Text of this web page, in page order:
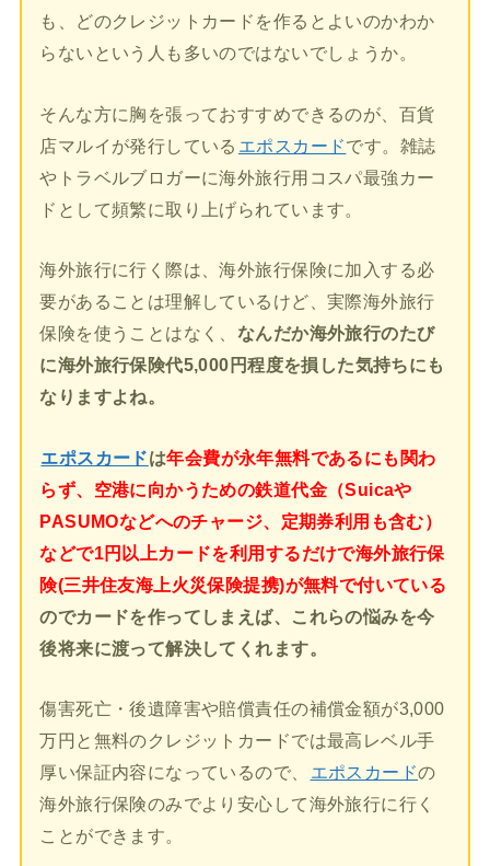
も、どのクレジットカードを作るとよいのかわか
らないという人も多いのではないでしょうか。
そんな方に胸を張っておすすめできるのが、百貨
店マルイが発行している エポスカードです。雑誌
やトラベルブロガーに海外旅行用コスパ最強カー
ドとして頻繁に取り上げられています。
海外旅行に行く際は、海外旅行保険に加入する必
要があることは理解しているけど、実際海外旅行
保険を使うことはなく、 なんだか海外旅行のたび
に海外旅行保険代5,000円程度を損した気持ちにも
なりますよね。
エポスカードは年会費が永年無料であるにも関わ
らず、空港に向かうための鉄道代金（Suicaや
PASUMOなどへのチャージ、定期券利用も含む）
などで1円以上カードを利用するだけで海外旅行保
険(三井住友海上火災保険提携)が無料で付いている
のでカードを作ってしまえば、これらの悩みを今
後将来に渡って解決してくれます。
傷害死亡・後遺障害や賠償責任の補償金額が3,000
万円と無料のクレジットカードでは最高レベル手
厚い保証内容になっているので、
エポスカードの
海外旅行保険のみでより安心して海外旅行に行く
ことができます。